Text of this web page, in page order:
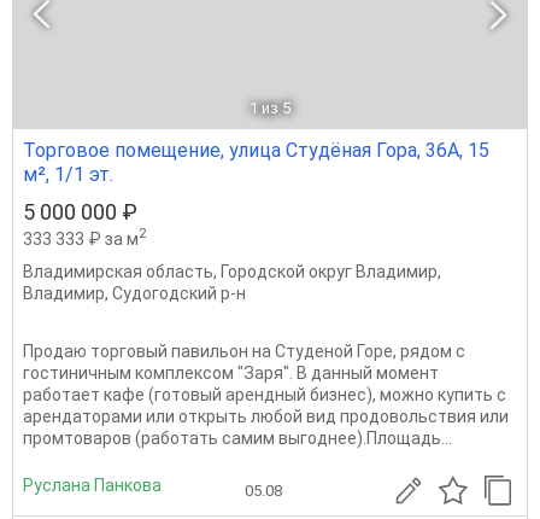
1 из 5
Торговое помещение, улица Студёная Гора, 36А, 15
м², 1/1 эт.
5 000 000 ₽
333 333 ₽ за м2
Владимирская область, Городской округ Владимир,
Владимир, Судогодский р-н
Продаю торговый павильон на Студеной Горе, рядом с
гостиничным комплексом "Заря". В данный момент
работает кафе (готовый арендный бизнес), можно купить с
арендаторами или открыть любой вид продовольствия или
промтоваров (работать самим выгоднее).Площадь...
Руслана Панкова 05.08